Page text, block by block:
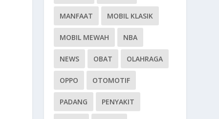
MANFAAT MOBIL KLASIK
MOBIL MEWAH NBA
NEWS OBAT OLAHRAGA
OPPO OTOMOTIF
PADANG PENYAKIT